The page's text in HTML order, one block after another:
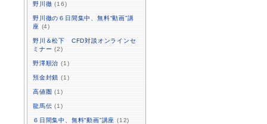
野川徹 (16)
野川徹の６日間集中、無料“動画”講
座 (4)
野川＆松下 CFD対談オンラインセ
ミナー (2)
野澤順治 (1)
預金封鎖 (1)
高値圏 (1)
龍馬伝 (1)
６日間集中、無料“動画”講座 (12)